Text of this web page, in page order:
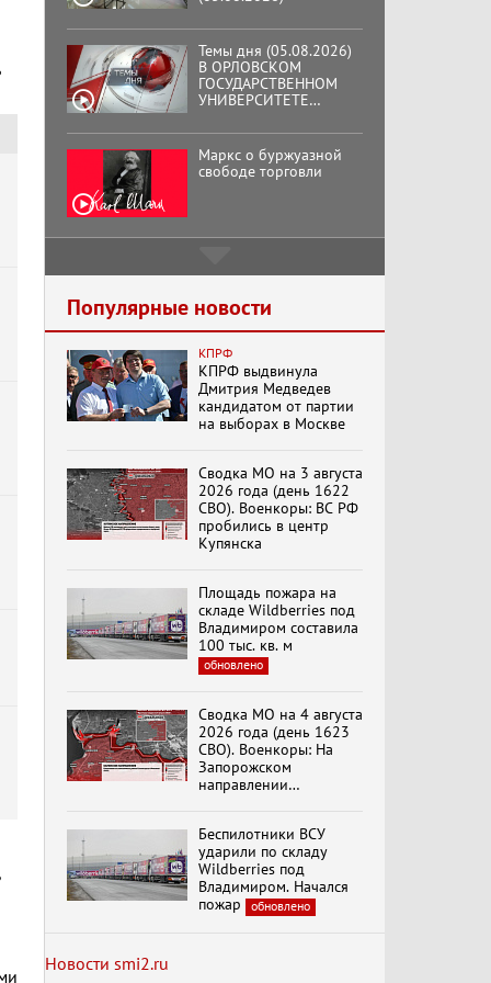
Темы дня (05.08.2026)
В ОРЛОВСКОМ
ГОСУДАРСТВЕННОМ
УНИВЕРСИТЕТЕ
АУДИТОРИЯ ИМЕНИ
ЗНАМЕНИТОГО
ВЫПУСКНИКА,
ГЕННАДИЯ ЗЮГАНОВА.
Маркс о буржуазной
свободе торговли
кооператор
Хук слева:
«Додоговаривались...»
(11.06.2026)
Бренды Советской
эпохи "Гжель"
«Безразмерное
Кольцо»
К ГРАЖДАНАМ
Г.А. Зюганова,
Председателя ЦК
КПРФ Руководителя
фракции КПРФ в
Государственной Думе
РФ (28.07.2026)
Документальный
фильм "Империализм и
Менять курс! В.Боглаев,
И.Буданов, А.Лежава,
Н.Останина
Популярные новости
КПРФ
КПРФ выдвинула
Дмитрия Медведев
кандидатом от партии
на выборах в Москве
Сводка МО на 3 августа
2026 года (день 1622
СВО). Военкоры: ВС РФ
пробились в центр
Купянска
Площадь пожара на
складе Wildberries под
Владимиром составила
100 тыс. кв. м
обновлено
Сводка МО на 4 августа
2026 года (день 1623
СВО). Военкоры: На
Запорожском
направлении
Степногорска
Беспилотники ВСУ
ударили по складу
Wildberries под
Владимиром. Начался
пожар
обновлено
Новости smi2.ru